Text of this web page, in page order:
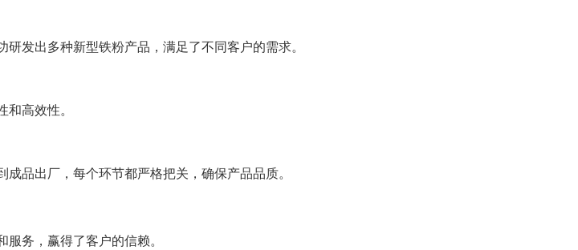
发出多种新型铁粉产品，满足了不同客户的需求。
高效性。
品出厂，每个环节都严格把关，确保产品品质。
务，赢得了客户的信赖。